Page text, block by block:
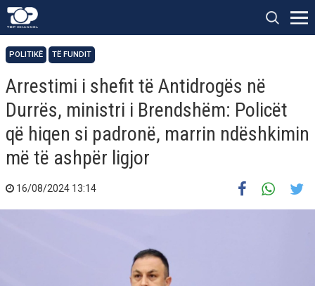
POLITIKË TË FUNDIT
Arrestimi i shefit të Antidrogës në
Durrës, ministri i Brendshëm: Policët
që hiqen si padronë, marrin ndëshkimin
më të ashpër ligjor
16/08/2024 13:14